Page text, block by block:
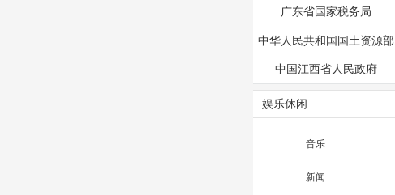
广东省国家税务局
中华人民共和国国土资源部
中国江西省人民政府
娱乐休闲
音乐
新闻